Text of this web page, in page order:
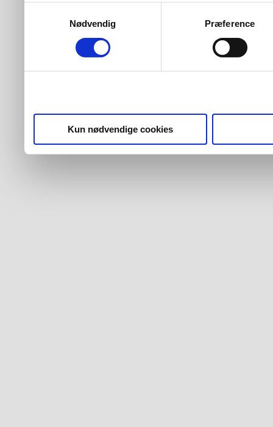
Nødvendig
Præference
Kun nødvendige cookies